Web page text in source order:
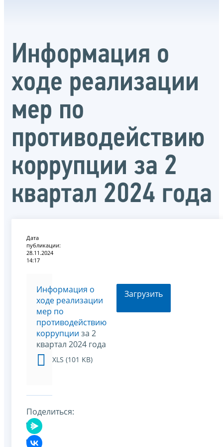
Информация о
ходе реализации
мер по
противодействию
коррупции за 2
квартал 2024 года
Дата
публикации:
28.11.2024
14:17
Информация о
ходе реализации
мер по
противодействию
коррупции за 2
квартал 2024 года
XLS (101 KB)
Загрузить
Поделиться: